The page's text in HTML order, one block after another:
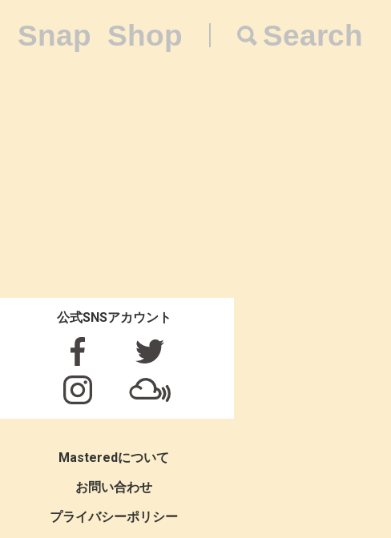
Snap Shop Search
公式SNSアカウント
Masteredについて
お問い合わせ
プライバシーポリシー